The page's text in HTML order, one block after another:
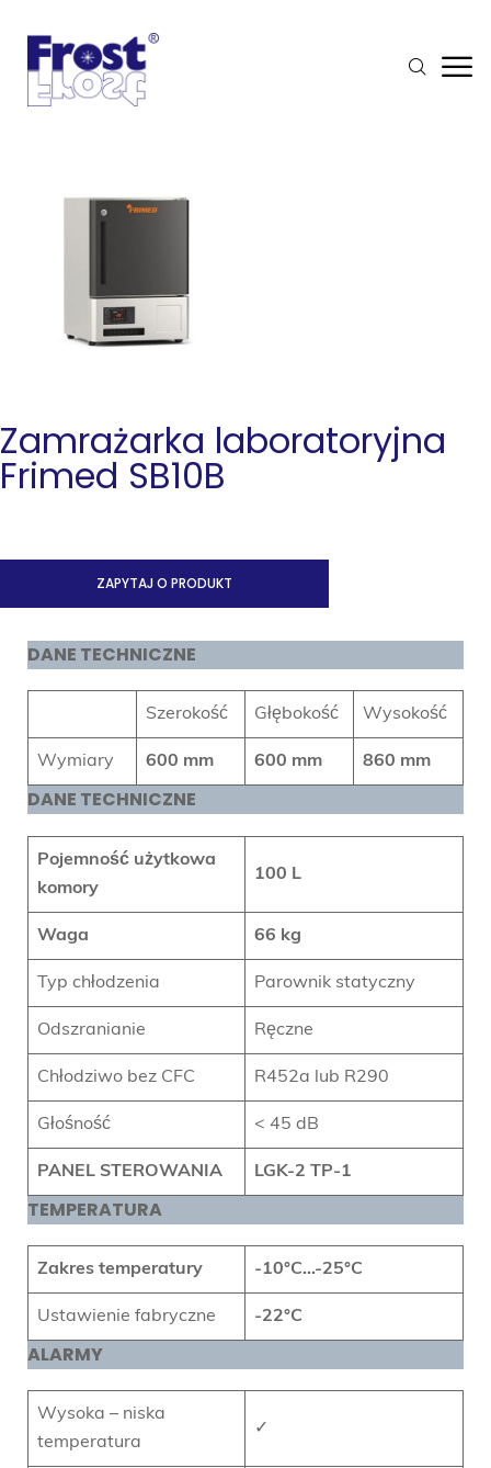
Zamrażarka laboratoryjna
Frimed SB10B
ZAPYTAJ O PRODUKT
DANE TECHNICZNE
Szerokość Głębokość Wysokość
Wymiary 600 mm 600 mm 860 mm
DANE TECHNICZNE
Pojemność użytkowa
komory
100 L
Waga 66 kg
Typ chłodzenia Parownik statyczny
Odszranianie Ręczne
Chłodziwo bez CFC R452a lub R290
Głośność < 45 dB
PANEL STEROWANIA LGK-2 TP-1
TEMPERATURA
Zakres temperatury -10°C…-25°C
Ustawienie fabryczne -22°C
ALARMY
Wysoka – niska
temperatura
✓